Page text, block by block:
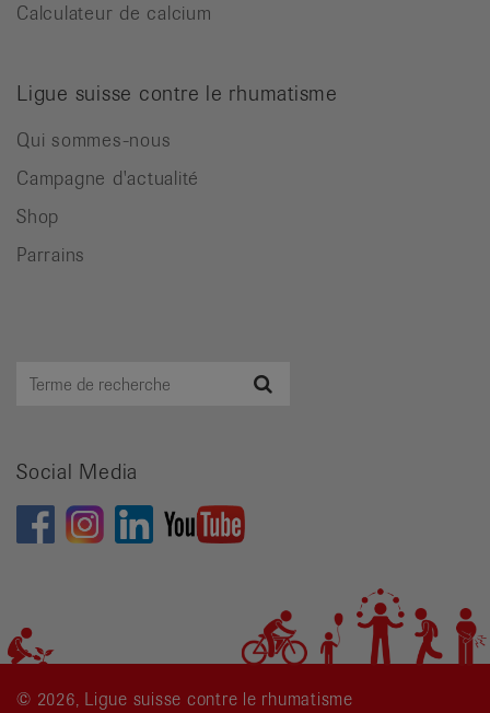
Calculateur de calcium
Ligue suisse contre le rhumatisme
Qui sommes-nous
Campagne d'actualité
Shop
Parrains
Terme
Social Media
© 2026, Ligue suisse contre le rhumatisme